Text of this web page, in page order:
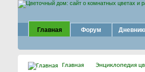
Главная Форум
Главная Энциклопедия